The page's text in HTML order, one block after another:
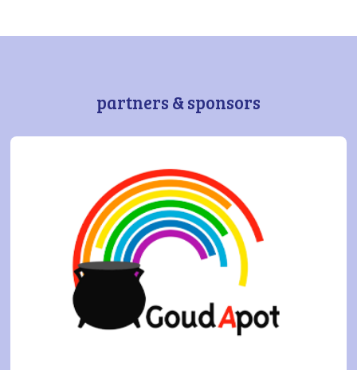
partners & sponsors